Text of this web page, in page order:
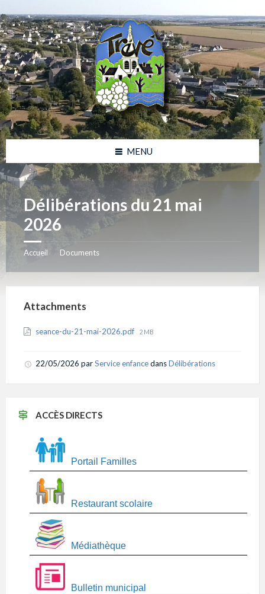
to
content
to
left
sidebar
to
right
sidebar
to
footer
MENU
Délibérations du 21 mai
2026
Accueil Documents
Attachments
seance-du-21-mai-2026.pdf File
2 MB
22/05/2026 parService enfancedansDélibérations
ACCÈS DIRECTS
Portail Familles
Restaurant scolaire
Médiathèque
Bulletin municipal